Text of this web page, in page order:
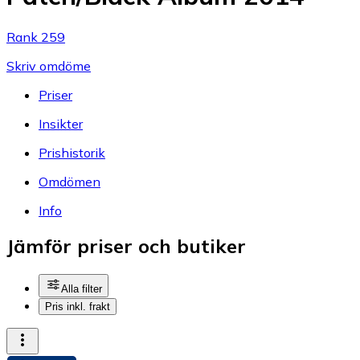
Rank 259
Skriv omdöme
Priser
Insikter
Prishistorik
Omdömen
Info
Jämför priser och butiker
Alla filter
Pris inkl. frakt